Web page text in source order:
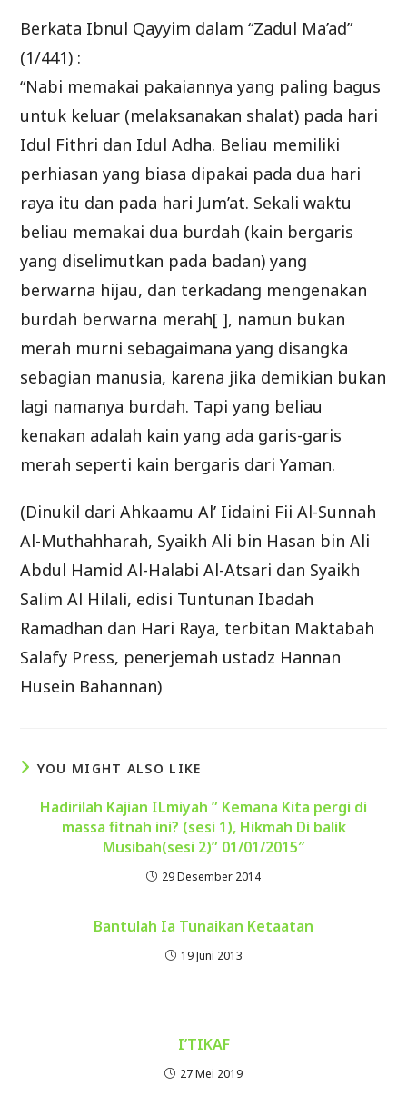
Berkata Ibnul Qayyim dalam “Zadul Ma’ad”
(1/441) :
“Nabi memakai pakaiannya yang paling bagus
untuk keluar (melaksanakan shalat) pada hari
Idul Fithri dan Idul Adha. Beliau memiliki
perhiasan yang biasa dipakai pada dua hari
raya itu dan pada hari Jum’at. Sekali waktu
beliau memakai dua burdah (kain bergaris
yang diselimutkan pada badan) yang
berwarna hijau, dan terkadang mengenakan
burdah berwarna merah[ ], namun bukan
merah murni sebagaimana yang disangka
sebagian manusia, karena jika demikian bukan
lagi namanya burdah. Tapi yang beliau
kenakan adalah kain yang ada garis-garis
merah seperti kain bergaris dari Yaman.
(Dinukil dari Ahkaamu Al’ Iidaini Fii Al-Sunnah
Al-Muthahharah, Syaikh Ali bin Hasan bin Ali
Abdul Hamid Al-Halabi Al-Atsari dan Syaikh
Salim Al Hilali, edisi Tuntunan Ibadah
Ramadhan dan Hari Raya, terbitan Maktabah
Salafy Press, penerjemah ustadz Hannan
Husein Bahannan)
YOU MIGHT ALSO LIKE
Hadirilah Kajian ILmiyah ” Kemana Kita pergi di
massa fitnah ini? (sesi 1), Hikmah Di balik
Musibah(sesi 2)” 01/01/2015″
29 Desember 2014
Bantulah Ia Tunaikan Ketaatan
19 Juni 2013
I’TIKAF
27 Mei 2019